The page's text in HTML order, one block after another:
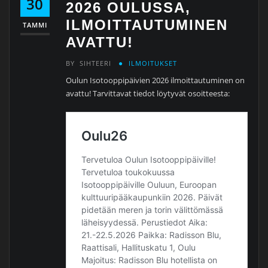
TAMMI
2026 OULUSSA,
ILMOITTAUTUMINEN
AVATTU!
BY SIHTEERI ILMOITUKSET
Oulun Isotooppipäivien 2026 ilmoittautuminen on
avattu! Tarvittavat tiedot löytyvät osoitteesta: